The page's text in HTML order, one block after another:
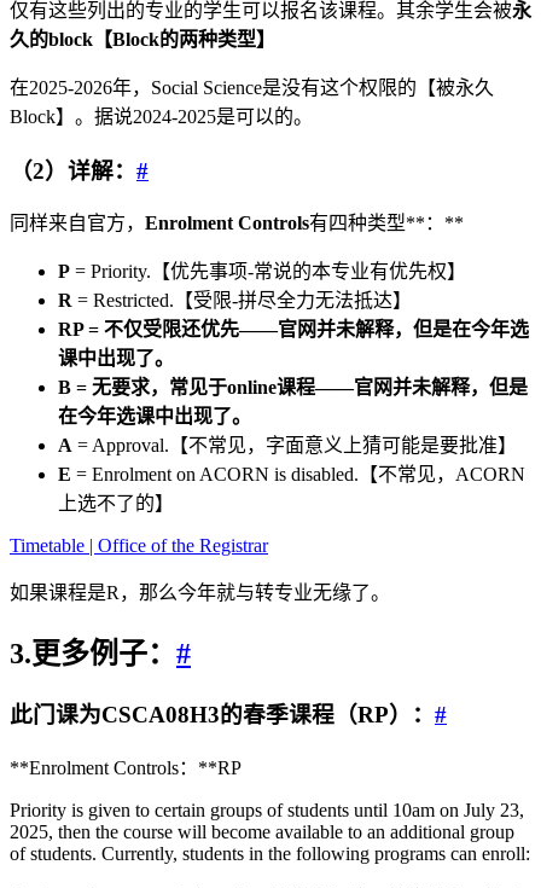
仅有这些列出的专业的学生可以报名该课程。其余学生会被永
久的block【Block的两种类型】
在2025-2026年，Social Science是没有这个权限的【被永久
Block】。据说2024-2025是可以的。
（2）详解： #
同样来自官方， Enrolment Controls有四种类型**：**
P = Priority.【优先事项-常说的本专业有优先权】
R = Restricted.【受限-拼尽全力无法抵达】
RP = 不仅受限还优先——官网并未解释，但是在今年选
课中出现了。
B = 无要求，常见于online课程——官网并未解释，但是
在今年选课中出现了。
A = Approval.【不常见，字面意义上猜可能是要批准】
E = Enrolment on ACORN is disabled.【不常见，ACORN
上选不了的】
Timetable | Office of the Registrar
如果课程是R，那么今年就与转专业无缘了。
3.更多例子： #
此门课为CSCA08H3的春季课程（RP）： #
**Enrolment Controls：**RP
Priority is given to certain groups of students until 10am on July 23,
2025, then the course will become available to an additional group
of students. Currently, students in the following programs can enroll: